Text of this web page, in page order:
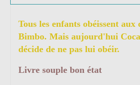
Tous les enfants obéissent
Bimbo. Mais aujourd'hui
décide de ne pas lui obéir.
Livre souple bon état